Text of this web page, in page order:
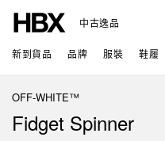
中古逸品
新到貨品 品牌 服裝 鞋履
OFF-WHITE™
Fidget Spinner